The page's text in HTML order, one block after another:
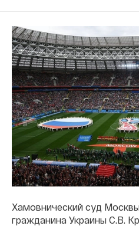
Хамовнический суд
гражданина Украины С.В.